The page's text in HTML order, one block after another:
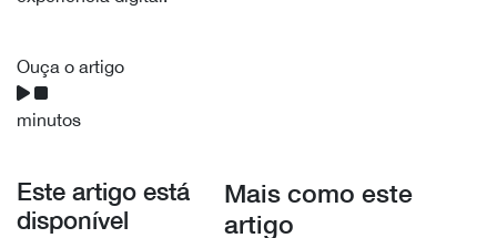
Ouça o artigo
minutos
Este artigo está
disponível
Mais como este
artigo